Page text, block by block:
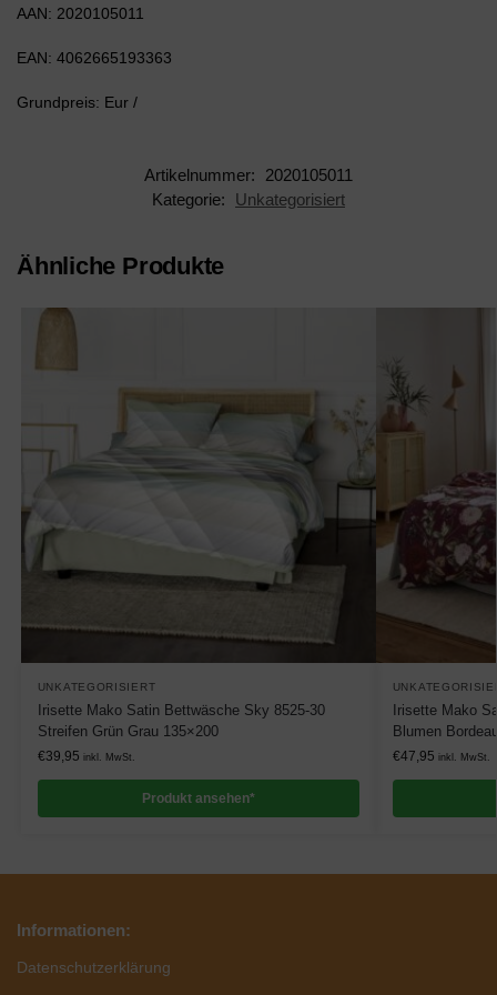
AAN: 2020105011
EAN: 4062665193363
Grundpreis: Eur /
Artikelnummer:
2020105011
Kategorie:
Unkategorisiert
Ähnliche Produkte
UNKATEGORISIERT
Irisette Mako Satin Bettwäsche Sky 8525-30
Streifen Grün Grau 135×200
€39,95 inkl. MwSt.
Produkt ansehen*
Irisette Mako
Blumen
€47,95 inkl. MwSt.
Informationen:
Datenschutzerklärung